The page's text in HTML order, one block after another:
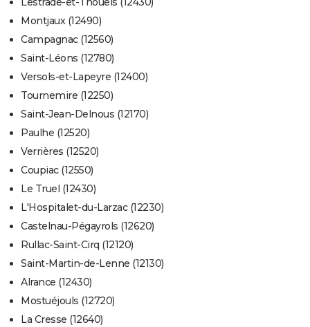
Montjaux (12490)
Campagnac (12560)
Saint-Léons (12780)
Versols-et-Lapeyre (12400)
Tournemire (12250)
Saint-Jean-Delnous (12170)
Paulhe (12520)
Verrières (12520)
Coupiac (12550)
Le Truel (12430)
L'Hospitalet-du-Larzac (12230)
Castelnau-Pégayrols (12620)
Rullac-Saint-Cirq (12120)
Saint-Martin-de-Lenne (12130)
Alrance (12430)
Mostuéjouls (12720)
La Cresse (12640)